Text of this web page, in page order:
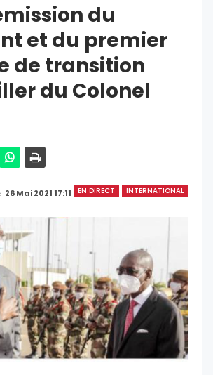
du
et du premier
de transition
du Colonel
EN DIRECT INTERNATIONAL
26 Mai 2021 17:11